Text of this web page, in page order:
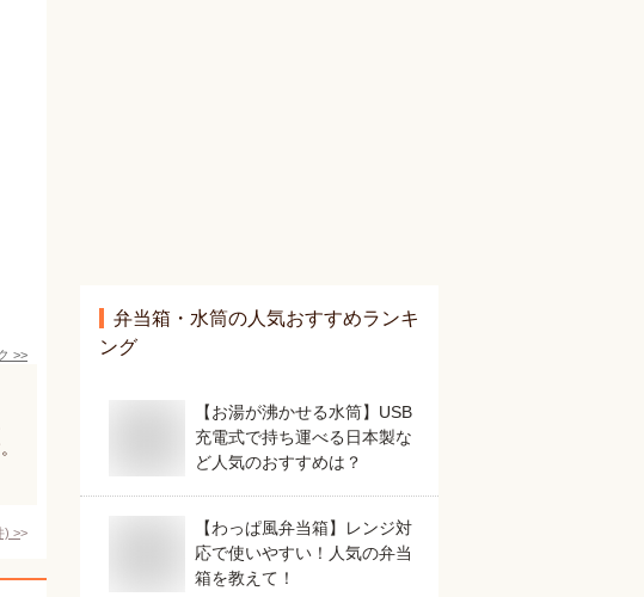
>>
) >
弁当箱・水筒の人気おすすめランキ
ング
【お湯が沸かせる水筒】USB
充電式で持ち運べる日本製な
ど人気のおすすめは？
【わっぱ風弁当箱】レンジ対
応で使いやすい！人気の弁当
箱を教えて！